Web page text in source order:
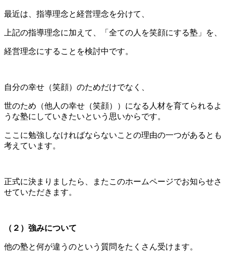
最近は、指導理念と経営理念を分けて、
上記の指導理念に加えて、「全ての人を笑顔にする塾」を、
経営理念にすることを検討中です。
自分の幸せ（笑顔）のためだけでなく、
世のため（他人の幸せ（笑顔））になる人材を育てられるよ
うな塾にしていきたいという思いからです。
ここに勉強しなければならないことの理由の一つがあるとも
考えています。
正式に決まりましたら、またこのホームページでお知らせさ
せていただきます。
（２）強みについて
他の塾と何が違うのという質問をたくさん受けます。